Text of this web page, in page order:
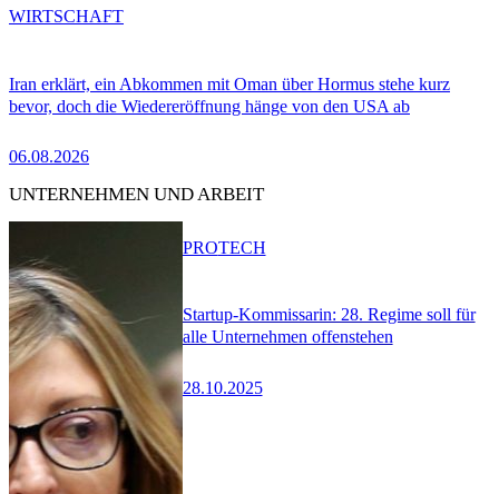
Iran erklärt, ein Abkommen mit Oman über Hormus stehe kurz
bevor, doch die Wiedereröffnung hänge von den USA ab
06.08.2026
WIRTSCHAFT
UNTERNEHMEN UND ARBEIT
Startup-Kommissarin: 28. Regime soll für
alle Unternehmen offenstehen
28.10.2025
PROTECH